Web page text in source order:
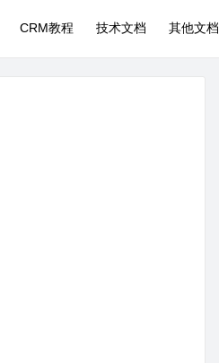
CRM教程 技术文档 其他文档